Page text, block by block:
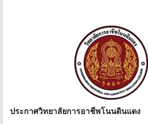
ประกาศวิทยาลัยการอาชีพโนนดินแดง